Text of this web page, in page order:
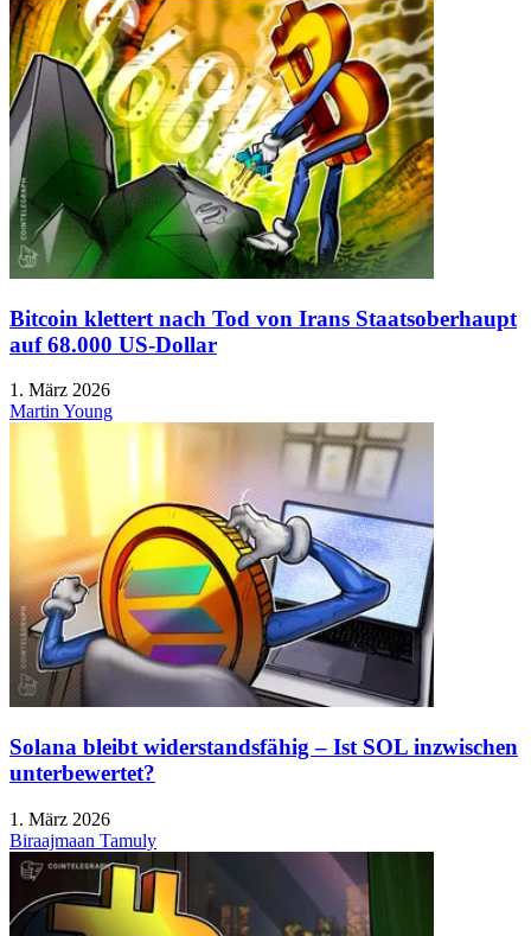
Bitcoin klettert nach Tod von Irans Staatsoberhaupt
auf 68.000 US-Dollar
1. März 2026
Martin Young
Solana bleibt widerstandsfähig – Ist SOL inzwischen
unterbewertet?
1. März 2026
Biraajmaan Tamuly